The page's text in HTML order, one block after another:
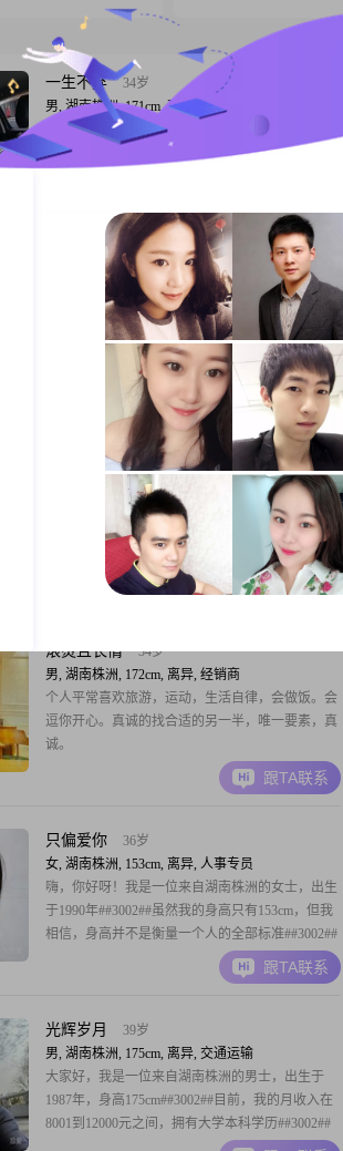
一生不弃
34岁
男, 湖南株洲, 171cm, 离异, 其他职业
我是92年出生的男生，目前在株洲茶陵生活
##3002##身高是171cm，体重，学历是中专
城全款车房，不和父母同住，自己一栋，父母一
栋，乡下也有自建房，从事工程挖机行业，自己的
挖掘机，##3002##离异非过错方，有庭
跟TA联系
天空之巅
38岁
男, 湖南株洲, 173cm, 离异, 商贸/采购
不喜喧嚣，向往安稳。一个人的生活还算从容，但
始终期待一份合拍的感情。我看重真诚与尊重，相
处重在舒服、彼此体谅。希望遇到同频的人，有空
一起吃饭散步，分享喜怒哀乐，互相包容扶持。始
于好感，忠于真心，认真对待接下来的每
跟TA联系
44岁
男, 湖南株洲, 175cm, 离异, 商贸/采购
大家好，我是1982年出生的男士，身高175cm，目
前在株洲工作，月收入在8001到12000元之间，学
历是大学本科##3002##我的性格比较稳重可靠，平
时也幽默风趣，和大家相处起来会觉得很轻松
积极，遇到事情也总能
跟TA联系
滚烫且长情
34岁
男, 湖南株洲, 172cm, 离异, 经销商
个人平常喜欢旅游，运动，生活自律，会做饭。会
逗你开心。真诚的找合适的另一半，唯一要素，真
诚。
跟TA联系
只偏爱你
36岁
女, 湖南株洲, 153cm, 离异, 人事专员
嗨，你好呀！我是一位来自湖南株洲的女士，出生
于1990年##3002##虽然我的身高只有153cm，但我
相信，身高并不是衡量一个人的全部标准##3002##
我有着独立自信的性格，温柔体贴，善于关心他
人，同时也很细腻敏感，能够理解他人的感受
元之间##3002##
跟TA联系
光辉岁月
39岁
男, 湖南株洲, 175cm, 离异, 交通运输
大家好，我是一位来自湖南株洲的男士，出生于
1987年，身高175cm##3002##目前，我的月收入在
8001到12000元之间，拥有大学本科学历##3002##
在个人特质方面，我自认为是一个稳重可靠的人，